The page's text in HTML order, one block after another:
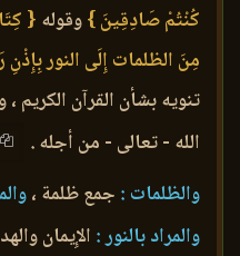
كُنْتُمْ صَادِقِينَ }وقوله {
مِنَ الظلمات إِلَى النور
تنويه بشأن القرآن الكريم
الله - تعالى - من أجله .
والظلمات : جمع ظلمة ،
والمراد بالنور :الإِيمان